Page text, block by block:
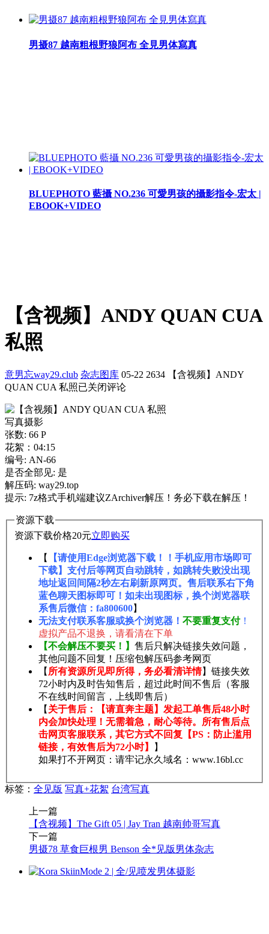
男摄87 越南粗根野狼阿布 全見男体寫真
BLUEPHOTO 藍攝 NO.236 可愛男孩的攝影指令-宏太 |
EBOOK+VIDEO
【含视频】ANDY QUAN CUA
私照
意男忘way29.club 杂志图库 05-22 2634
【含视频】ANDY
QUAN CUA 私照已关闭评论
写真摄影
张数: 66 P
花絮：04:15
编号: AN-66
是否全部见: 是
解压码: way29.top
提示: 7z格式手机端建议ZArchiver解压！务必下载在解压！
资源下载
资源下载价格20元立即购买
【
【请使用Edge浏览器下载！！手机应用市场即可
下载】支付后等网页自动跳转，如跳转失败没出现
地址返回间隔2秒左右刷新原网页。售后联系右下角
蓝色聊天图标即可！如未出现图标，换个浏览器联
系售后微信：fa800600】
无法支付联系客服或换个浏览器！ 不要重复支付！
虚拟产品不退换，请看清在下单
【不会解压不要买！】 售后只解决链接失效问题，
其他问题不回复！压缩包解压码参考网页
【 所有资源所见即所得，务必看清详情】链接失效
72小时内及时告知售后，超过此时间不售后（客服
不在线时间留言，上线即售后）
【 关于售后：【请直奔主题】发起工单售后48小时
内会加快处理！无需着急，耐心等待。所有售后点
击网页客服联系，其它方式不回复【PS：防止滥用
链接，有效售后为72小时】
】
如果打不开网页：请牢记永久域名：www.16bl.cc
标签： 全见版 写真+花絮 台湾写真
上一篇
【含视频】The Gift 05 | Jay Tran 越南帅哥写真
下一篇
男摄78 草食巨根男 Benson 全*见版男体杂志